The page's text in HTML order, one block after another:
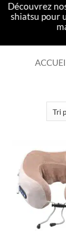
Découvrez
shiatsu pour